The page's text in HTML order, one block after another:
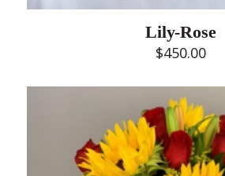
Lily-Rose
$450.00